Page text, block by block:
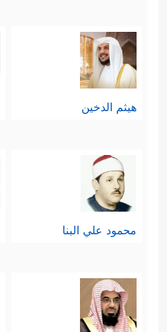
هيثم الدخين
محمود علي البنا